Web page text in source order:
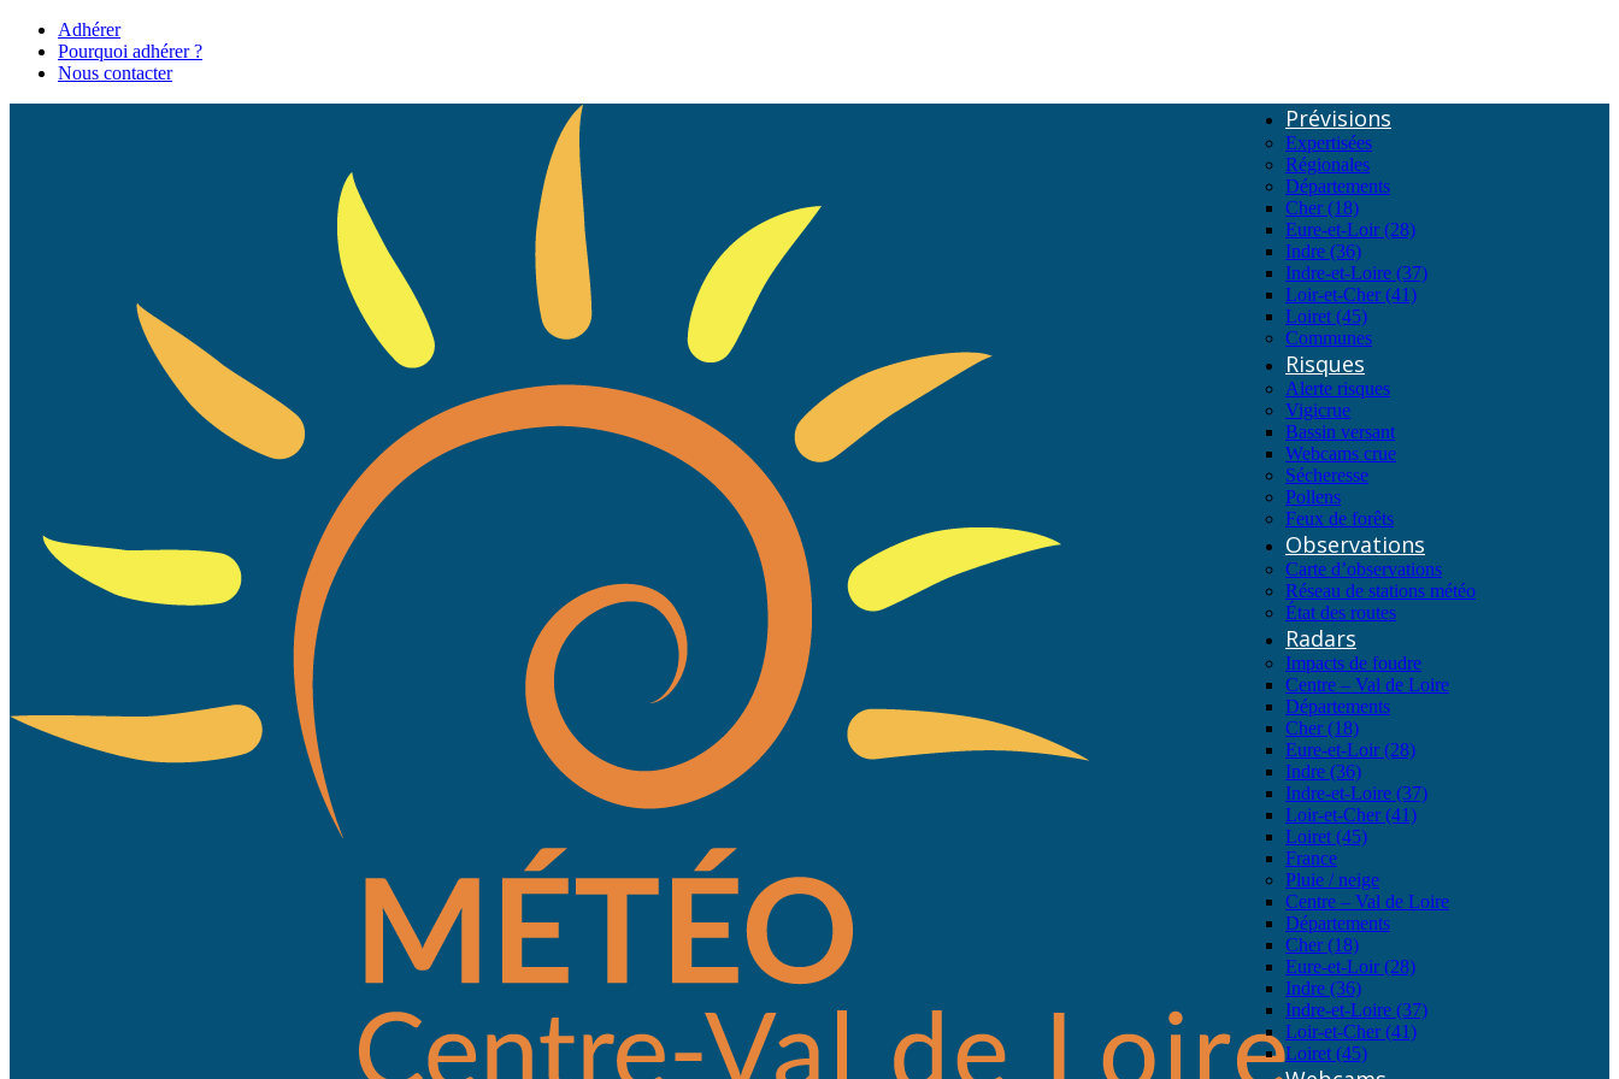
Adhérer
Pourquoi adhérer ?
Nous contacter
Prévisions
Expertisées
Régionales
Départements
Cher (18)
Eure-et-Loir (28)
Indre (36)
Indre-et-Loire (37)
Loir-et-Cher (41)
Loiret (45)
Communes
Risques
Alerte risques
Vigicrue
Bassin versant
Webcams crue
Sécheresse
Pollens
Feux de forêts
Observations
Carte d’observations
Réseau de stations météo
État des routes
Radars
Impacts de foudre
Centre – Val de Loire
Départements
Cher (18)
Eure-et-Loir (28)
Indre (36)
Indre-et-Loire (37)
Loir-et-Cher (41)
Loiret (45)
France
Pluie / neige
Centre – Val de Loire
Départements
Cher (18)
Eure-et-Loir (28)
Indre (36)
Indre-et-Loire (37)
Loir-et-Cher (41)
Loiret (45)